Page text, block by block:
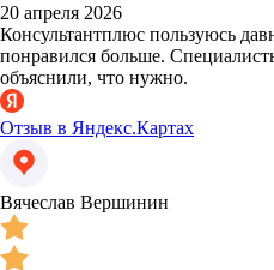
20 апреля 2026
Консультантплюс пользуюсь
понравился больше.
объяснили, что нужно.
Отзыв в Яндекс.Картах
Вячеслав Вершинин